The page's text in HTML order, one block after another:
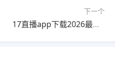
下一个
17直播app下载2026最新版